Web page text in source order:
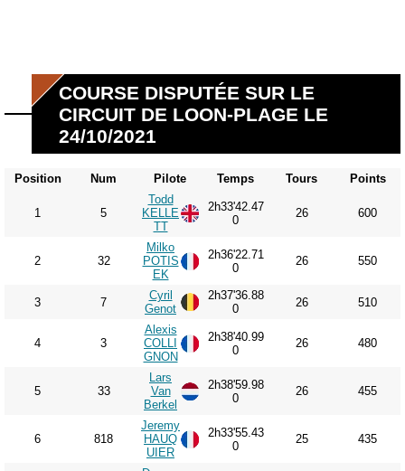
COURSE DISPUTÉE SUR LE
CIRCUIT DE LOON-PLAGE LE
24/10/2021
Position Num Pilote Temps Tours Points
1 5
Todd
KELLE
TT
2h33'42.47
0
26 600
2 32
Milko
POTIS
EK
2h36'22.71
0
26 550
3 7
Cyril
Genot
2h37'36.88
0
26 510
4 3
Alexis
COLLI
GNON
2h38'40.99
0
26 480
5 33
Lars
Van
Berkel
2h38'59.98
0
26 455
6 818
Jeremy
HAUQ
UIER
2h33'55.43
0
25 435